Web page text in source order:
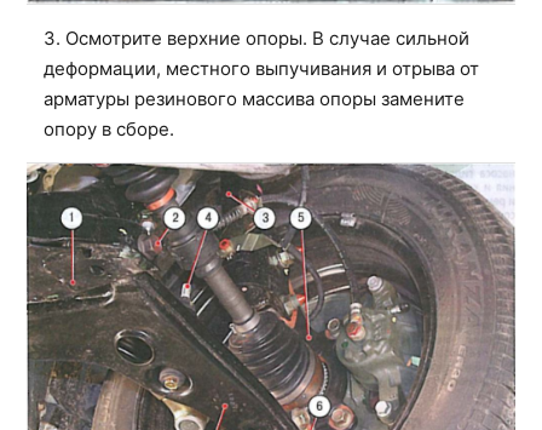
3. Осмотрите верхние опоры. В случае сильной
деформации, местного выпучивания и отрыва от
арматуры резинового массива опоры замените
опору в сборе.